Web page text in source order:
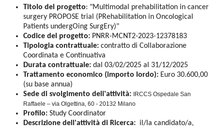
Titolo del progetto: "Multimodal prehabilitation in cancer
surgery PROPOSE trial (PRehabilitation in Oncological
Patients undergOing SurgEry)"
Codice del progetto: PNRR-MCNT2-2023-12378183
Tipologia contrattuale: contratto di Collaborazione
Coordinata e Continuativa
Durata contrattuale: dal 03/02/2025 al 31/12/2025
Trattamento economico (importo lordo): Euro 30.600,00
(su base annua)
Sede di svolgimento dell'attività:
IRCCS Ospedale San
Raffaele – via Olgettina, 60 - 20132 Milano
Profilo: Study Coordinator
Descrizione dell'attività di Ricerca: il/la candidato/a,